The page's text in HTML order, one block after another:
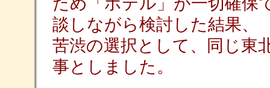
談しながら検討した結果、
苦渋の選択として、同じ東
事としました。